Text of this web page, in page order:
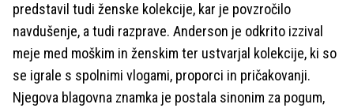
predstavil tudi ženske kolekcije, kar je povzročilo
navdušenje, a tudi razprave. Anderson je odkrito izzival
meje med moškim in ženskim ter ustvarjal kolekcije, ki so
se igrale s spolnimi vlogami, proporci in pričakovanji.
Njegova blagovna znamka je postala sinonim za pogum,